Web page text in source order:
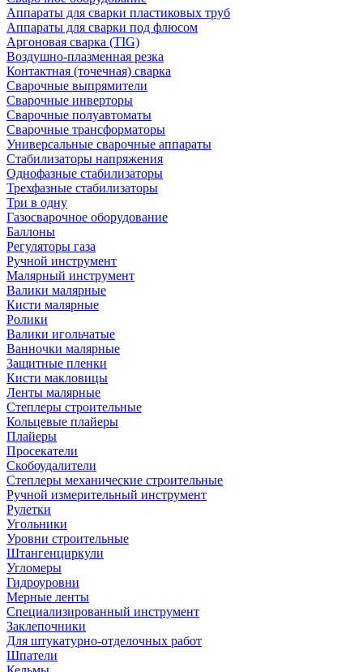
Аппараты для сварки пластиковых труб
Аппараты для сварки под флюсом
Аргоновая сварка (TIG)
Воздушно-плазменная резка
Контактная (точечная) сварка
Сварочные выпрямители
Сварочные инверторы
Сварочные полуавтоматы
Сварочные трансформаторы
Универсальные сварочные аппараты
Стабилизаторы напряжения
Однофазные стабилизаторы
Трехфазные стабилизаторы
Три в одну
Газосварочное оборудование
Баллоны
Регуляторы газа
Ручной инструмент
Малярный инструмент
Валики малярные
Кисти малярные
Ролики
Валики игольчатые
Ванночки малярные
Защитные пленки
Кисти макловицы
Ленты малярные
Степлеры строительные
Кольцевые плайеры
Плайеры
Просекатели
Скобоудалители
Степлеры механические строительные
Ручной измерительный инструмент
Рулетки
Угольники
Уровни строительные
Штангенциркули
Угломеры
Гидроуровни
Мерные ленты
Специализированный инструмент
Заклепочники
Для штукатурно-отделочных работ
Шпатели